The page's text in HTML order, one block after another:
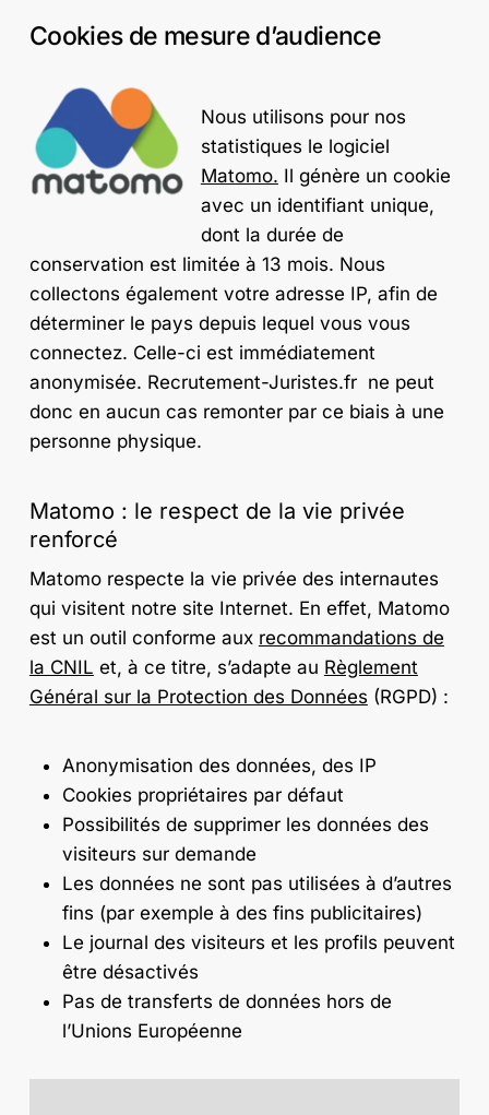
Cookies de mesure d’audience
Nous utilisons pour nos
statistiques le logiciel
Matomo. Il génère un cookie
avec un identifiant unique,
dont la durée de
conservation est limitée à 13 mois. Nous
collectons également votre adresse IP, afin de
déterminer le pays depuis lequel vous vous
connectez. Celle-ci est immédiatement
anonymisée. Recrutement-Juristes.fr ne peut
donc en aucun cas remonter par ce biais à une
personne physique.
Matomo : le respect de la vie privée
renforcé
Matomo respecte la vie privée des internautes
qui visitent notre site Internet. En effet, Matomo
est un outil conforme aux recommandations de
la CNIL et, à ce titre, s’adapte au Règlement
Général sur la Protection des Données (RGPD) :
Anonymisation des données, des IP
Cookies propriétaires par défaut
Possibilités de supprimer les données des
visiteurs sur demande
Les données ne sont pas utilisées à d’autres
fins (par exemple à des fins publicitaires)
Le journal des visiteurs et les profils peuvent
être désactivés
Pas de transferts de données hors de
l’Unions Européenne